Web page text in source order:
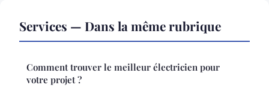
Services — Dans la même rubrique
Comment trouver le meilleur électricien pour
votre projet ?